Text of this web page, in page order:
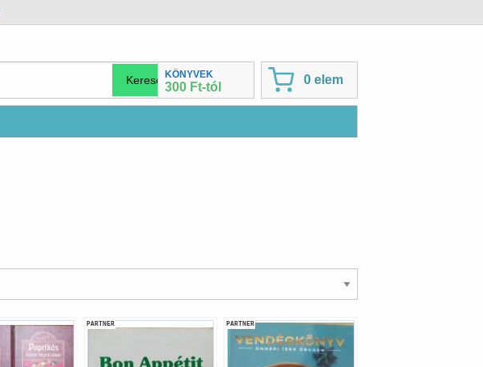
KÖNYVEK
300 Ft-tól
0 elem
PARTNER PARTNER